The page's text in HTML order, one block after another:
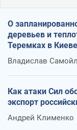
О
деревьев и
Теремках в Киеве
Владислав
Как атаки Сил
экспорт
Андрей Клименко